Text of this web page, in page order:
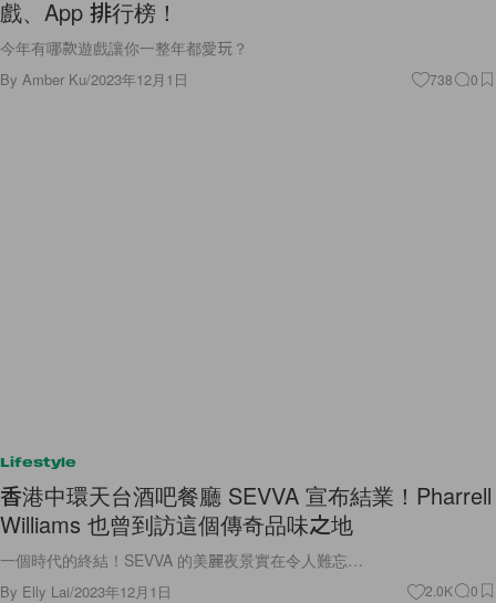
戲、App 排行榜！
今年有哪款遊戲讓你一整年都愛玩？
By Amber Ku/2023年12月1日 738 0
Lifestyle
香港中環天台酒吧餐廳 SEVVA 宣布結業！Pharrell
Williams 也曾到訪這個傳奇品味之地
一個時代的終結！SEVVA 的美麗夜景實在令人難忘…
By Elly Lai/2023年12月1日 2.0K 0